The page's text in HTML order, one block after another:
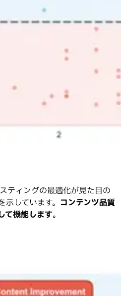
ティングの最適化が見た目の
しています。 コンテンツ品質
て機能します。